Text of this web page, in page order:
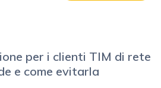
per i clienti TIM di rete
e come evitarla